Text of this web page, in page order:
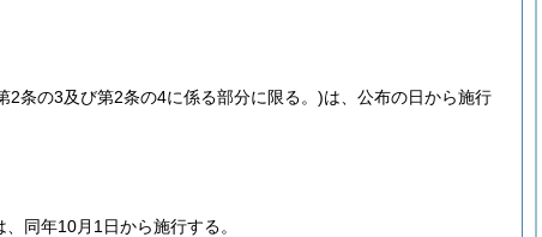
2条の3及び第2条の4に係る部分に限る。)は、公布の日から施行
同年10月1日から施行する。